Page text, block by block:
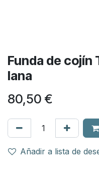
Funda de cojín
lana
80,50 €
Añadir a lista de